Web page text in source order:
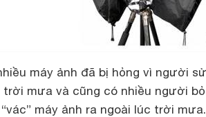
máy ảnh đã bị hỏng vì người
mưa và cũng có nhiều người
máy ảnh ra ngoài lúc trời